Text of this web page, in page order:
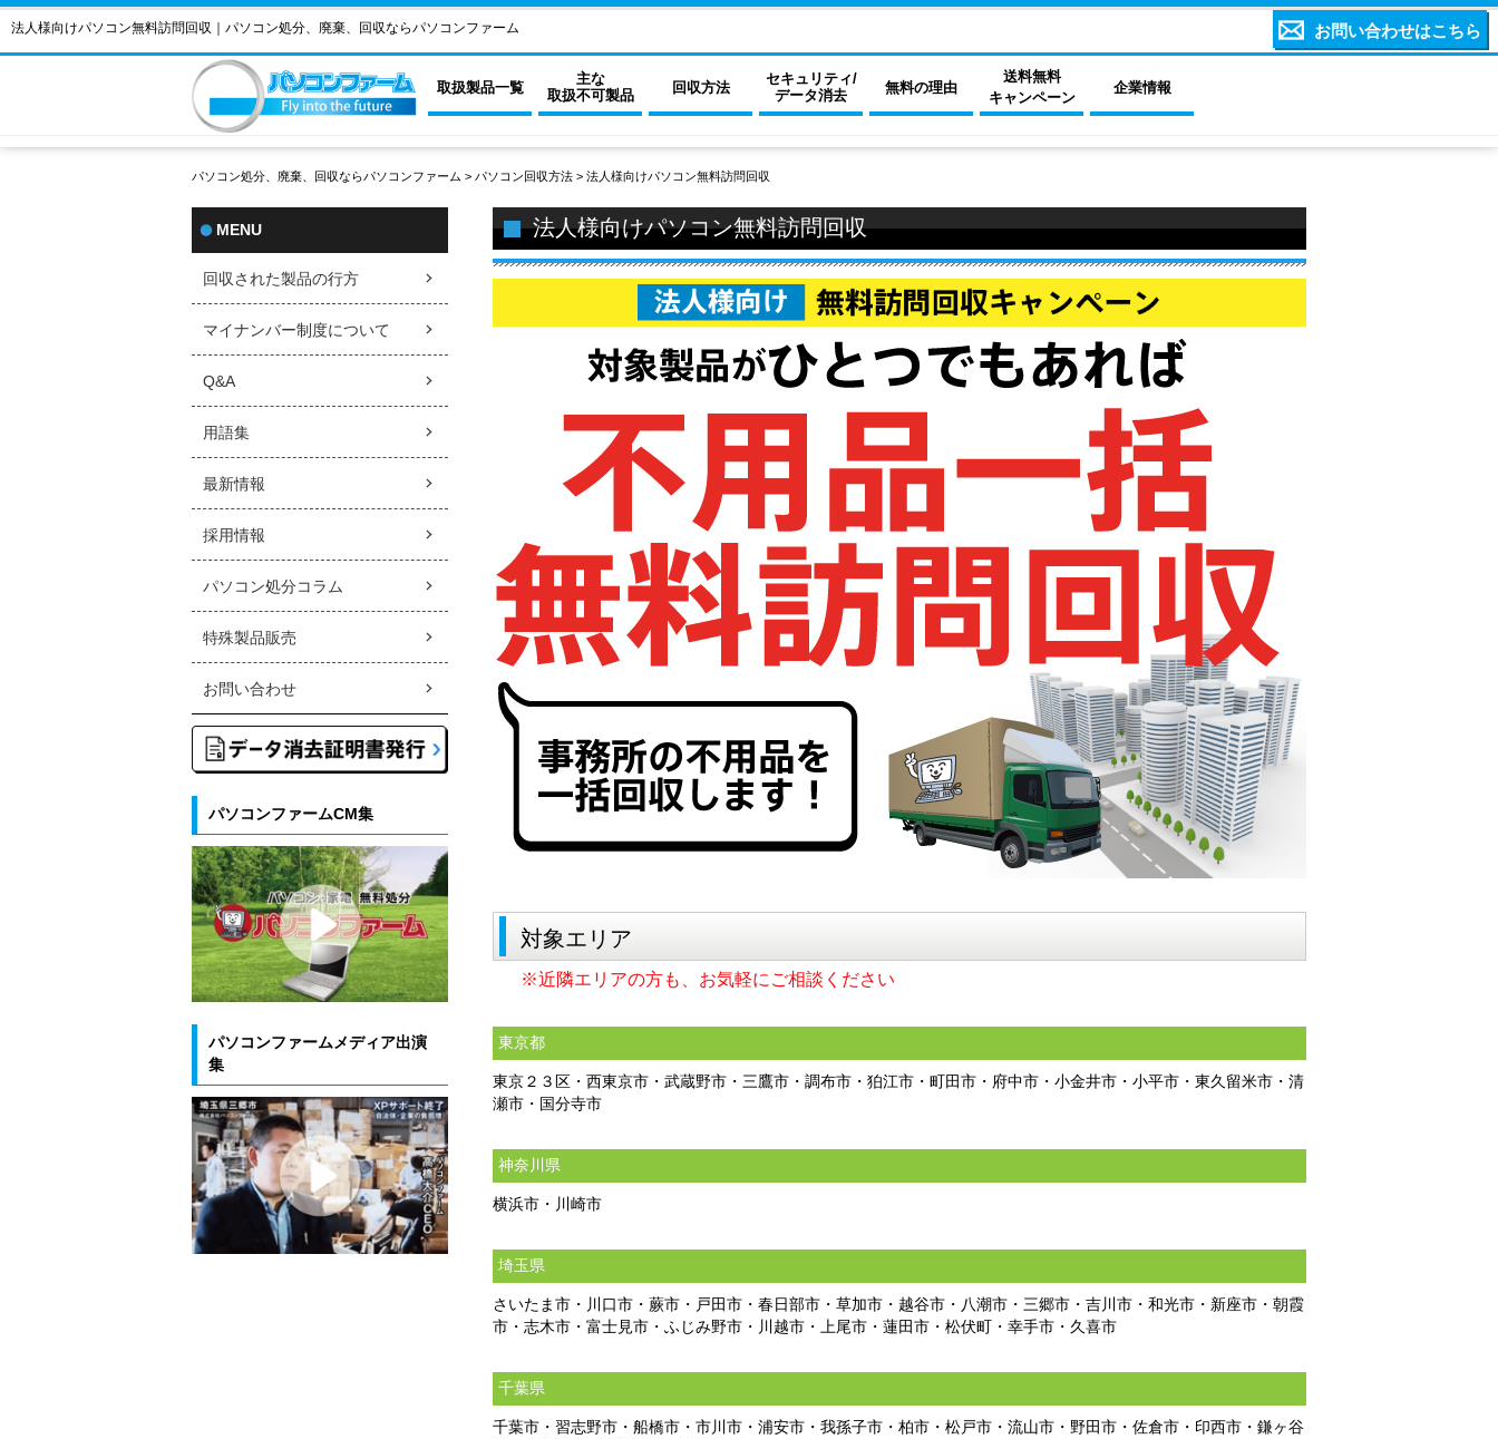
法人様向けパソコン無料訪問回収｜パソコン処分、廃棄、回収ならパソコンファーム お問い合わせはこちら
取扱製品一覧
主な
取扱不可製品
回収方法
セキュリティ/
データ消去
無料の理由
送料無料
キャンペーン
企業情報
パソコン処分、廃棄、回収ならパソコンファーム > パソコン回収方法 > 法人様向けパソコン無料訪問回収
法人様向けパソコン無料訪問回収
対象エリア
※近隣エリアの方も、お気軽にご相談ください
東京都
東京２３区・西東京市・武蔵野市・三鷹市・調布市・狛江市・町田市・府中市・小金井市・小平市・東久留米市・清
瀬市・国分寺市
神奈川県
横浜市・川崎市
埼玉県
さいたま市・川口市・蕨市・戸田市・春日部市・草加市・越谷市・八潮市・三郷市・吉川市・和光市・新座市・朝霞
市・志木市・富士見市・ふじみ野市・川越市・上尾市・蓮田市・松伏町・幸手市・久喜市
千葉県
千葉市・習志野市・船橋市・市川市・浦安市・我孫子市・柏市・松戸市・流山市・野田市・佐倉市・印西市・鎌ヶ谷
MENU
回収された製品の行方
マイナンバー制度について
Q&A
用語集
最新情報
採用情報
パソコン処分コラム
特殊製品販売
お問い合わせ
パソコンファームCM集
パソコンファームメディア出演
集